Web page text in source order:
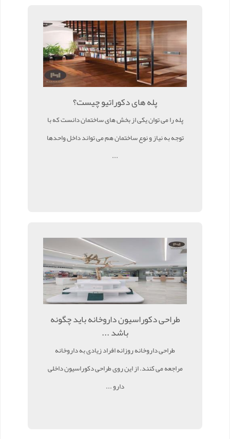
پله های دکوراتیو چیست؟
پله را می توان یکی از بخش های ساختمان دانست که با
توجه به نیاز و نوع ساختمان هم می تواند داخل واحدها
...
طراحی دکوراسیون داروخانه باید چگونه
باشد ...
طراحی داروخانه روزانه افراد زیادی به داروخانه
مراجعه می کنند. از این روی طراحی دکوراسیون داخلی
دارو ...